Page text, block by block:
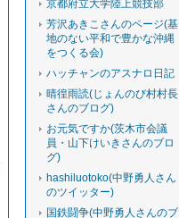
京都府立大学陸上競技部
芳沢あきこさんのページ(基
地のない平和で豊かな沖縄
をつくる会)
ハッチャンのアスナロ日記
晴徨雨読(じょんのび村村長
さんのブログ)
お元気ですか(茨木市会議
員・山下けいきさんのブロ
グ)
hashiluotoko(中野勇人さん
のツイッター)
国鉄闘争(中野勇人さんのブ